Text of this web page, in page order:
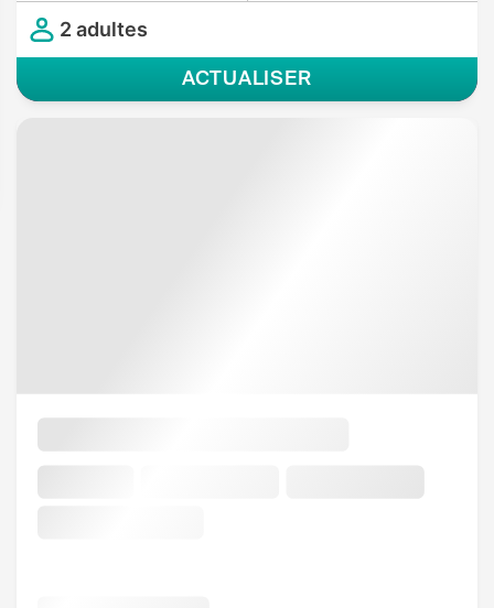
2 adultes
ACTUALISER